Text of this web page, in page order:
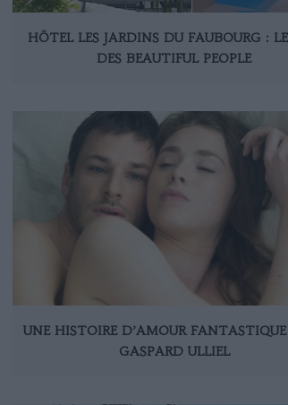
HÔTEL LES JARDINS DU FAUBOURG :
DES BEAUTIFUL PEOPLE
UNE HISTOIRE D’AMOUR
GASPARD ULLIEL